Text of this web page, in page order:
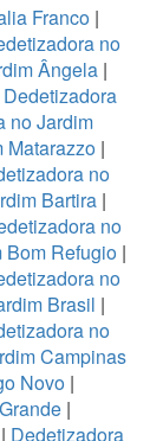
Franco |
no
Ângela|
Dedetizadora
no Jardim
Matarazzo|
no
Bartira |
no
Bom Refugio|
no
Brasil |
no
Campinas
Novo |
|
| Dedetizadora